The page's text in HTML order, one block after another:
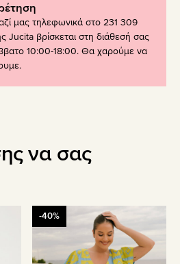
μας τηλεφωνικά στο 231 309
Jucita βρίσκεται στη διάθεσή σας
10:00-18:00. Θα χαρούμε να
να σας
-40%
Αυτό
το
έχει